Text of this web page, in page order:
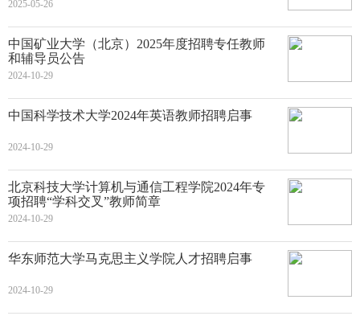
2025-05-26
中国矿业大学（北京）2025年度招聘专任教师
和辅导员公告
2024-10-29
中国科学技术大学2024年英语教师招聘启事
2024-10-29
北京科技大学计算机与通信工程学院2024年专
项招聘“学科交叉”教师简章
2024-10-29
华东师范大学马克思主义学院人才招聘启事
2024-10-29